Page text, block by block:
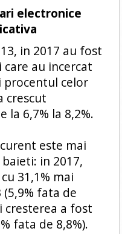
electronice
in 2017 au fost
care au incercat
celor
crescut
la 6,7% la 8,2%.
este mai
in 2017,
31,1% mai
fata de
cresterea a fost
fata de 8,8%).